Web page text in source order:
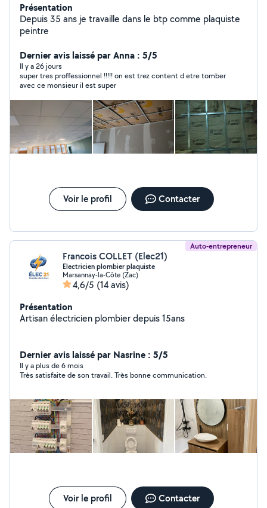
Présentation
Depuis 35 ans je travaille dans le btp comme plaquiste
peintre
Dernier avis laissé par Anna : 5/5
Il y a 26 jours
super tres proffessionnel !!!!! on est trez content d etre tomber
avec ce monsieur il est super
Voir le profil Contacter
Auto-entrepreneur
Francois COLLET (Elec21)
Electricien plombier plaquiste
Marsannay-la-Côte (Zac)
4,6/5 (14 avis)
Présentation
Artisan électricien plombier depuis 15ans
Dernier avis laissé par Nasrine : 5/5
Il y a plus de 6 mois
Très satisfaite de son travail. Très bonne communication.
Voir le profil Contacter